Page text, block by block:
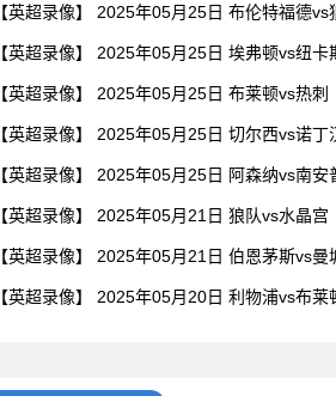
【英超录像】 2025年05月25日 布伦特福德vs
【英超录像】 2025年05月25日 埃弗顿vs纽卡
【英超录像】 2025年05月25日 布莱顿vs热刺
【英超录像】 2025年05月25日 切尔西vs诺丁
【英超录像】 2025年05月25日 阿森纳vs南安
【英超录像】 2025年05月21日 狼队vs水晶宫
【英超录像】 2025年05月21日 伯恩茅斯vs曼
【英超录像】 2025年05月20日 利物浦vs布莱